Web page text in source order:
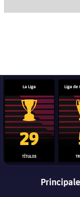
La Liga
Trofeo de La Liga
29
TÍTULOS
Liga de